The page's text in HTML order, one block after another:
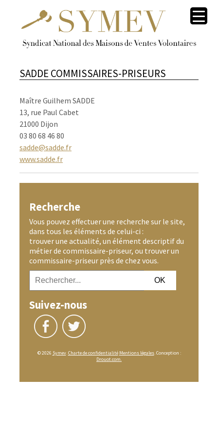
SADDE COMMISSAIRES-PRISEURS
Maître Guilhem SADDE
13, rue Paul Cabet
21000 Dijon
03 80 68 46 80
sadde@sadde.fr
www.sadde.fr
Recherche
Vous pouvez effectuer une recherche sur le site,
dans tous les éléments de celui-ci :
trouver une actualité, un élément descriptif du
métier de commissaire-priseur, ou trouver un
commissaire-priseur près de chez vous.
Suivez-nous
© 2026 Symev.Charte de confidentialité Mentions légales. Conception :
Drouot.com.